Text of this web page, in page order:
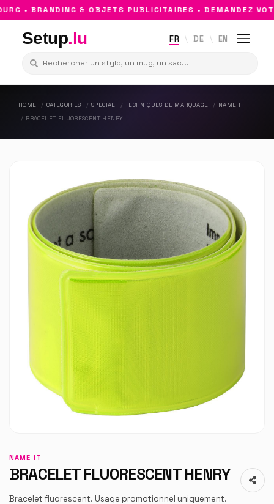
• BRANDING & OBJETS PUBLICITAIRES • DEMANDEZ
Setup.lu FR DE EN
HOME CATÉGORIES SPÉCIAL TECHNIQUES DE MARQUAGE
NAME IT
BRACELET FLUORESCENT HENRY
NAME IT
BRACELET FLUORESCENT HENRY
Bracelet fluorescent. Usage promotionnel uniquement.